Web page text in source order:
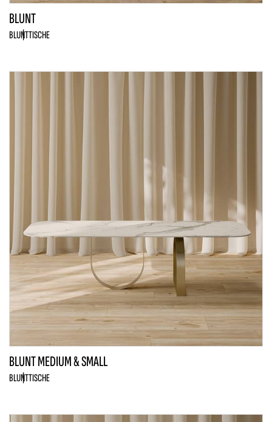
BLUNT
BLUNTTISCHE
BLUNT MEDIUM & SMALL
BLUNTTISCHE